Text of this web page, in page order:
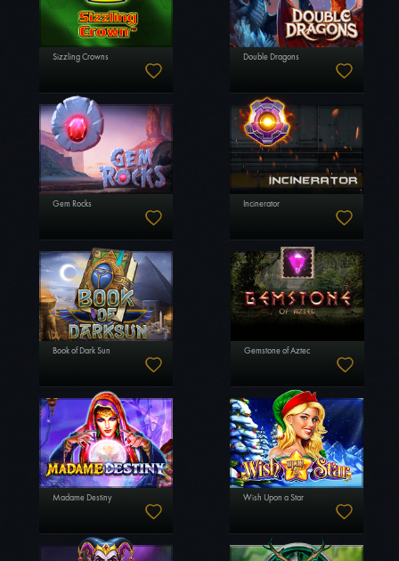
Sizzling Crowns Double Dragons
Gem Rocks Incinerator
Book of Dark Sun Gemstone of Aztec
Madame Destiny Wish Upon a Star